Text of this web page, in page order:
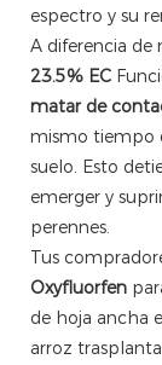
espectro y su
A diferencia de
23.5% EC
matar de
mismo tiempo
suelo. Esto
emerger y
perennes.
Tus
Oxyfluorfen
de hoja ancha
arroz